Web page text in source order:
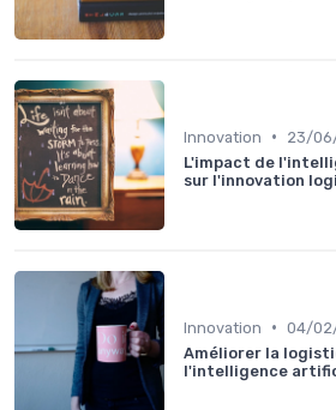
Innovation •
23/
L'impact de
sur l'innovation
Innovation • 04/
Améliorer la
l'intelligence